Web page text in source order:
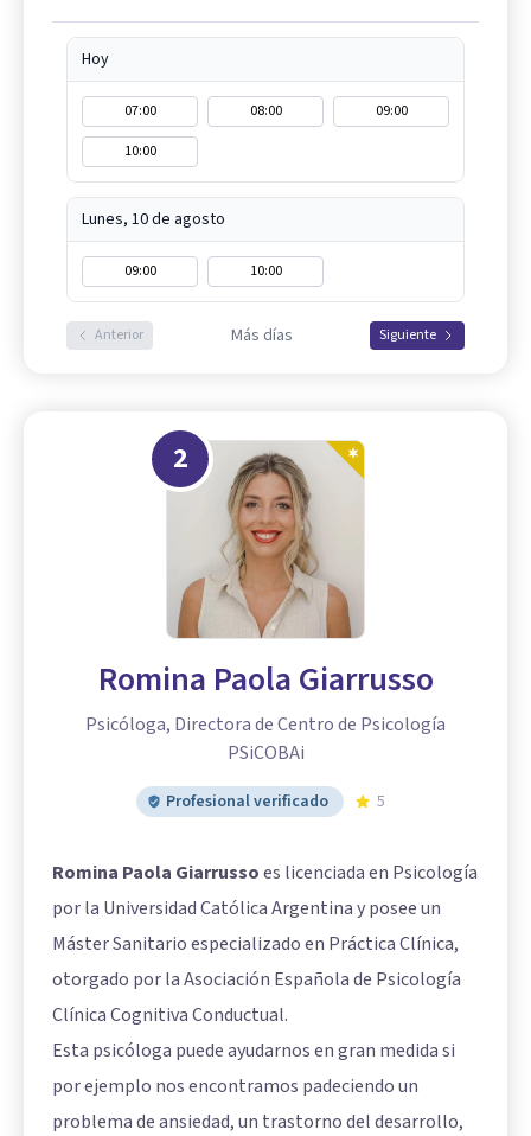
Hoy
07:00 08:00
09:00
10:00
Lunes, 10 de agosto
09:00 10:00
Anterior Más días Siguiente
2
Romina Paola Giarrusso
Psicóloga, Directora de Centro de Psicología
PSiCOBAi
Profesional verificado 5
Romina Paola Giarrussoes licenciada en Psicología
por la Universidad Católica Argentina y posee un
Máster Sanitario especializado en Práctica Clínica,
otorgado por la Asociación Española de Psicología
Clínica Cognitiva Conductual.
Esta psicóloga puede ayudarnos en gran medida si
por ejemplo nos encontramos padeciendo un
problema de ansiedad, un trastorno del desarrollo,